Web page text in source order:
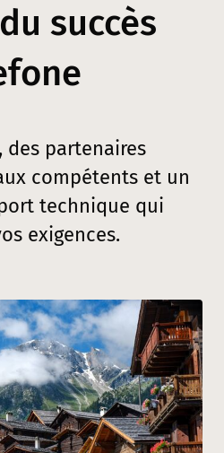
succès
des partenaires
compétents et un
technique qui
exigences.